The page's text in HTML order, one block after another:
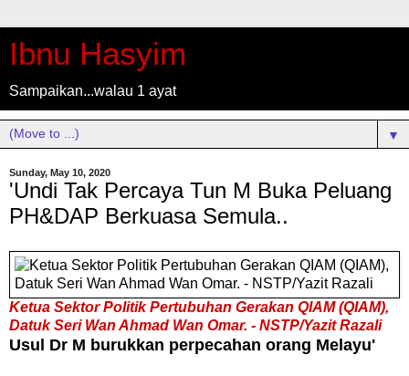
Ibnu Hasyim
Sampaikan...walau 1 ayat
▼
Sunday, May 10, 2020
'Undi Tak Percaya Tun M Buka Peluang
PH&DAP Berkuasa Semula..
Ketua Sektor Politik Pertubuhan Gerakan QIAM (QIAM),
Datuk Seri Wan Ahmad Wan Omar. - NSTP/Yazit Razali
Usul Dr M burukkan perpecahan orang Melayu'